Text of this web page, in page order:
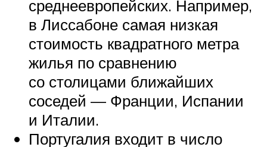
среднеевропейских. Например,
в Лиссабоне самая низкая
стоимость квадратного метра
жилья по сравнению
со столицами ближайших
соседей — Франции, Испании
и Италии.
Португалия входит в число